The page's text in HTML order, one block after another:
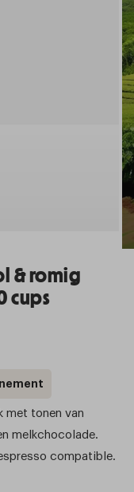
& romig
cups
met tonen van
melkchocolade.
compatible.